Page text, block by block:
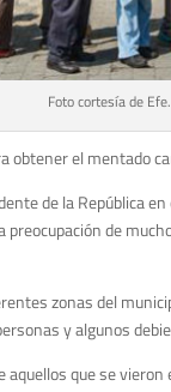
Foto cortesía de Efe.
el mentado
de la República
preocupación de
zonas del
y algunos
que se